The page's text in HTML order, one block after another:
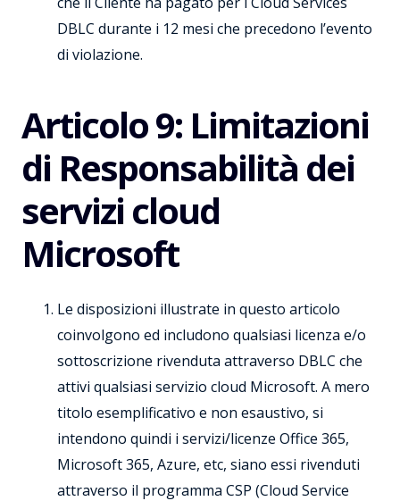
DBLC durante i 12 mesi che precedono l’evento
di violazione.
Articolo 9: Limitazioni
di Responsabilità dei
servizi cloud
Microsoft
Le disposizioni illustrate in questo articolo
coinvolgono ed includono qualsiasi licenza e/o
sottoscrizione rivenduta attraverso DBLC che
attivi qualsiasi servizio cloud Microsoft. A mero
titolo esemplificativo e non esaustivo, si
intendono quindi i servizi/licenze Office 365,
Microsoft 365, Azure, etc, siano essi rivenduti
attraverso il programma CSP (Cloud Service